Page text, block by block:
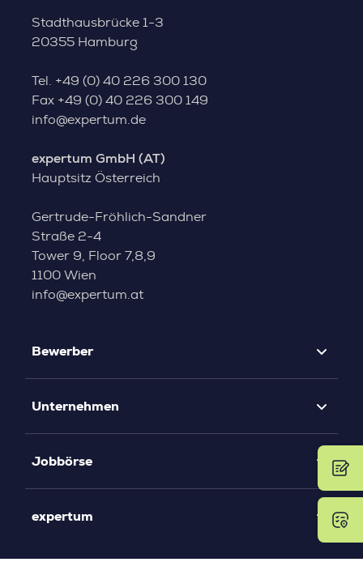
Stadthausbrücke 1-3
20355 Hamburg
Tel. +49 (0) 40 226 300 130
Fax +49 (0) 40 226 300 149
info@expertum.de
expertum GmbH (AT)
Hauptsitz Österreich
Gertrude-Fröhlich-Sandner
Straße 2-4
Tower 9, Floor 7,8,9
1100 Wien
info@expertum.at
Bewerber
Unternehmen
Jobbörse
expertum